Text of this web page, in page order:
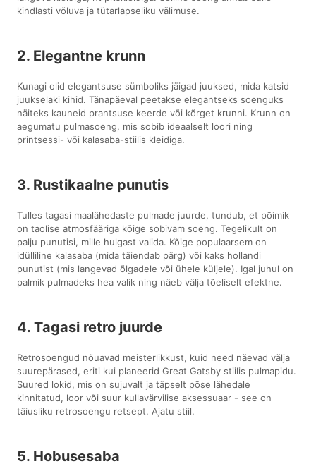
kindlasti võluva ja tütarlapseliku välimuse.
2. Elegantne krunn
Kunagi olid elegantsuse sümboliks jäigad juuksed, mida katsid
juukselaki kihid. Tänapäeval peetakse elegantseks soenguks
näiteks kauneid prantsuse keerde või kõrget krunni. Krunn on
aegumatu pulmasoeng, mis sobib ideaalselt loori ning
printsessi- või kalasaba-stiilis kleidiga.
3. Rustikaalne punutis
Tulles tagasi maalähedaste pulmade juurde, tundub, et põimik
on taolise atmosfääriga kõige sobivam soeng. Tegelikult on
palju punutisi, mille hulgast valida. Kõige populaarsem on
idülliline kalasaba (mida täiendab pärg) või kaks hollandi
punutist (mis langevad õlgadele või ühele küljele). Igal juhul on
palmik pulmadeks hea valik ning näeb välja tõeliselt efektne.
4. Tagasi retro juurde
Retrosoengud nõuavad meisterlikkust, kuid need näevad välja
suurepärased, eriti kui planeerid Great Gatsby stiilis pulmapidu.
Suured lokid, mis on sujuvalt ja täpselt põse lähedale
kinnitatud, loor või suur kullavärvilise aksessuaar - see on
täiusliku retrosoengu retsept. Ajatu stiil.
5. Hobusesaba